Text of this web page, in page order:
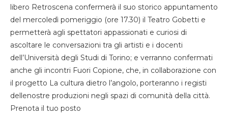
libero Retroscena confermerà il suo storico appuntamento
del mercoledì pomeriggio (ore 17.30) il Teatro Gobetti e
permetterà agli spettatori appassionati e curiosi di
ascoltare le conversazioni tra gli artisti e i docenti
dell’Università degli Studi di Torino; e verranno confermati
anche gli incontri Fuori Copione, che, in collaborazione con
il progetto La cultura dietro l’angolo, porteranno i registi
dellenostre produzioni negli spazi di comunità della città.
Prenota il tuo posto